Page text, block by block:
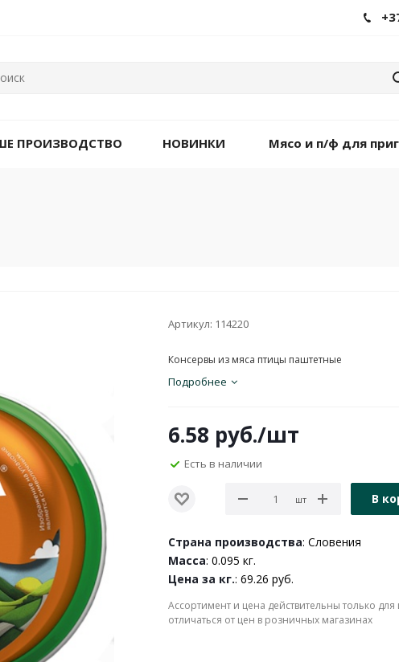
ПРОИЗВОДСТВО НОВИНКИ Мясо и п/ф для
Артикул: 114220
Консервы из мяса птицы паштетные
Подробнее
6.58 руб./шт
Есть в наличии
шт В
Страна производства: Словения
Масса: 0.095 кг.
Цена за кг.: 69.26 руб.
Ассортимент и цена действительны только
отличаться от цен в розничных магазинах